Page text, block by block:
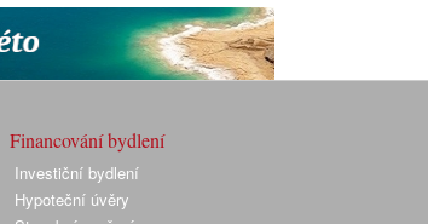
Financování bydlení
Investiční bydlení
Hypoteční úvěry